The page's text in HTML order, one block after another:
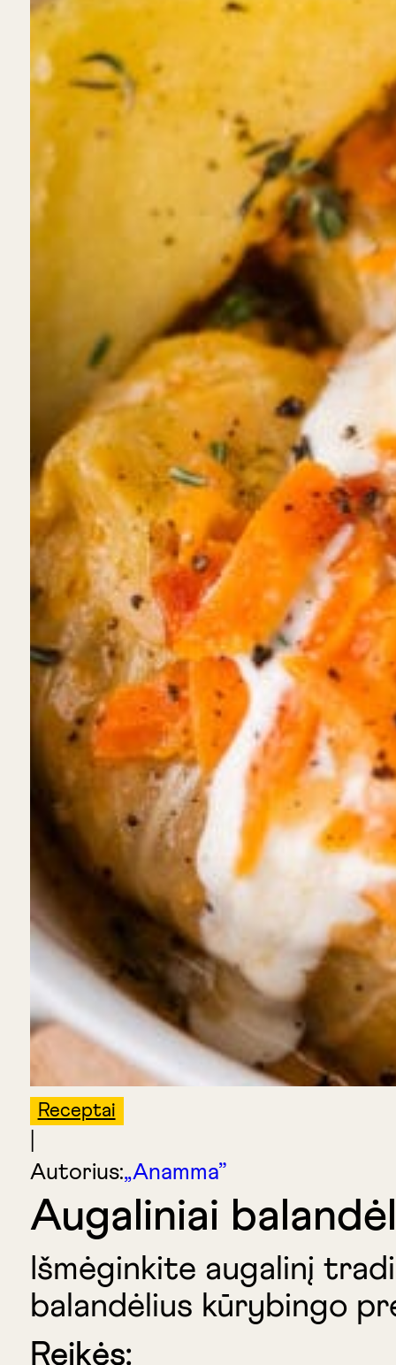
Receptai
Autorius:„Anamma”
Augaliniai
Išmėginkite augalinį
balandėlius kūrybingo
Reikės: